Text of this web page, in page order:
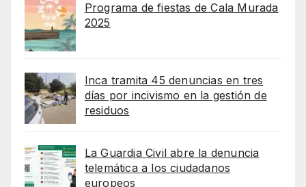
Programa de fiestas de Cala Murada
2025
Inca tramita 45 denuncias en tres
días por incivismo en la gestión de
residuos
La Guardia Civil abre la denuncia
telemática a los ciudadanos
europeos